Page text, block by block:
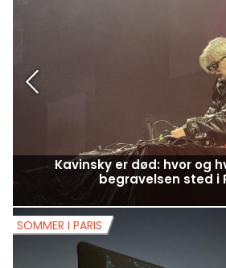
Kavinsky er død: hvor og
begravelsen sted i
SOMMER I PARIS